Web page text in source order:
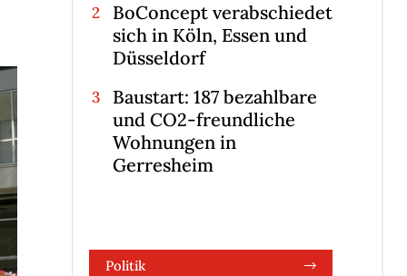
BoConcept verabschiedet
sich in Köln, Essen und
Düsseldorf
Baustart: 187 bezahlbare
und CO2-freundliche
Wohnungen in
Gerresheim
Politik